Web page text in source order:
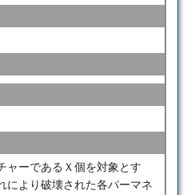
ャーであるＸ個を対象とす
により破壊された各パーマネ